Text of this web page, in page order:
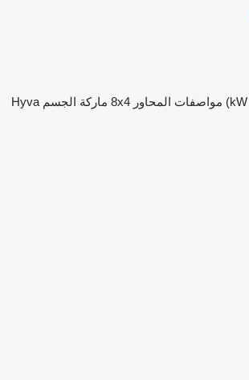
مواصفات المحاور 8x4 ماركة الجسم Hyva